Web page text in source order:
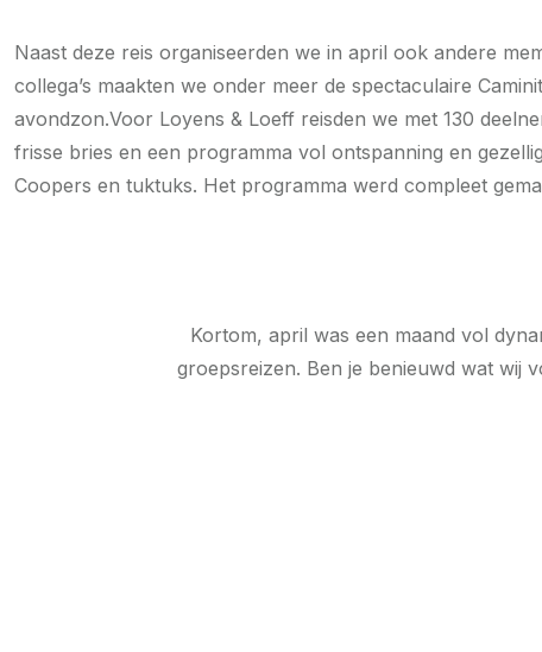
Naast deze reis organiseerden we in april ook andere
collega’s maakten we onder meer de spectaculaire
avondzon.Voor Loyens & Loeff reisden we met 130
frisse bries en een programma vol ontspanning en
Coopers en tuktuks. Het programma werd compleet
Kortom, april was een maand vol
groepsreizen. Ben je benieuwd wat wij